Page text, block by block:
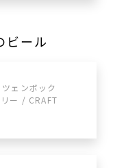
ビール
ェンボック
ー / CRAFT